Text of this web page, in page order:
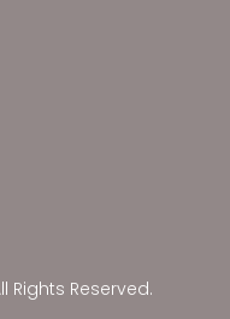
Rights Reserved.